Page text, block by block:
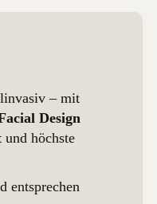
– mit
Design
und höchste
entsprechen